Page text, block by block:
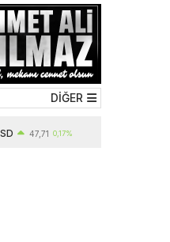
DİĞER
47,71 0,17%